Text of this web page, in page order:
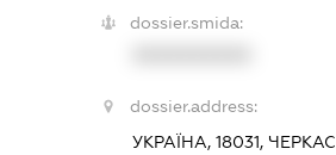
dossier.smida:
dossier.address:
УКРАЇНА, 18031,